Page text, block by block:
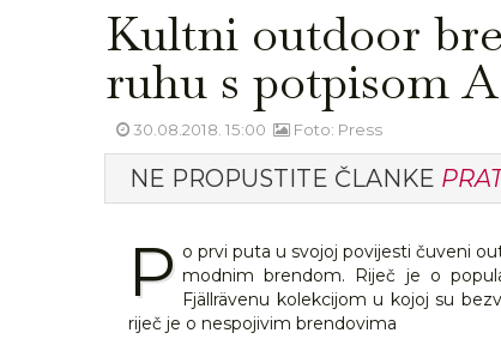
Kultni outdoor
ruhu s potpisom
30.08.2018. 15:00 Foto: Press
NE PROPUSTITE ČLANKE
P o prvi puta u svojoj povijesti čuveni
modnim brendom. Riječ je o
Fjällrävenu kolekcijom u kojoj su
riječ je o nespojivim brendovima